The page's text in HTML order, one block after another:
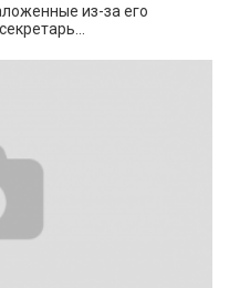
из-за его